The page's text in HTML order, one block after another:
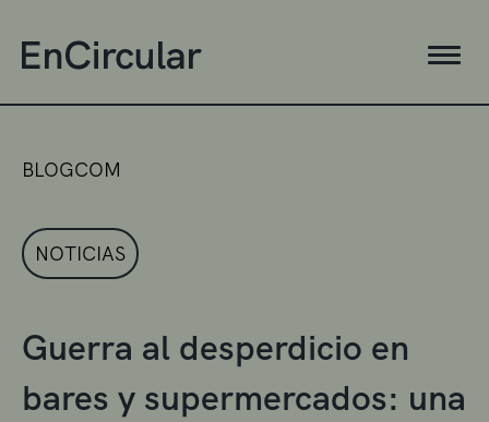
BLOGCOM
NOTICIAS
Guerra al desperdicio en
bares y supermercados: una